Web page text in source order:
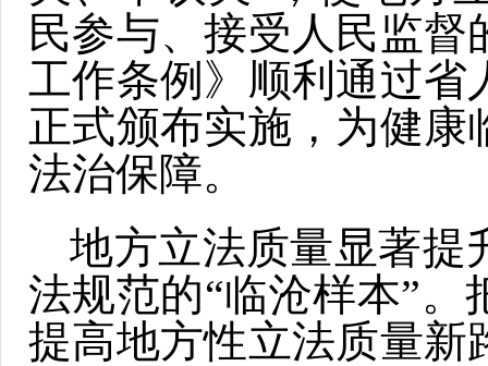
民参与、接受人民监
工作条例》顺利通过省
正式颁布实施，为健康
法治保障。
地方立法质量显著提
法规范的“临沧样本”
提高地方性立法质量新